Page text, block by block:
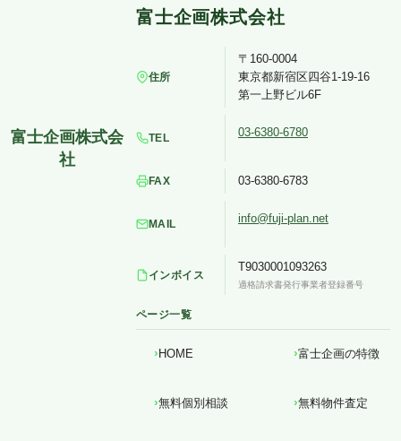
住所
〒160-0004
東京都新宿区四谷1-19-16
第一上野ビル6F
TEL 03-6380-6780
FAX 03-6380-6783
MAIL info@fuji-plan.net
インボイス
T9030001093263
適格請求書発行事業者登録番号
ページ一覧
HOME 富士企画の特徴
無料個別相談 無料物件査定